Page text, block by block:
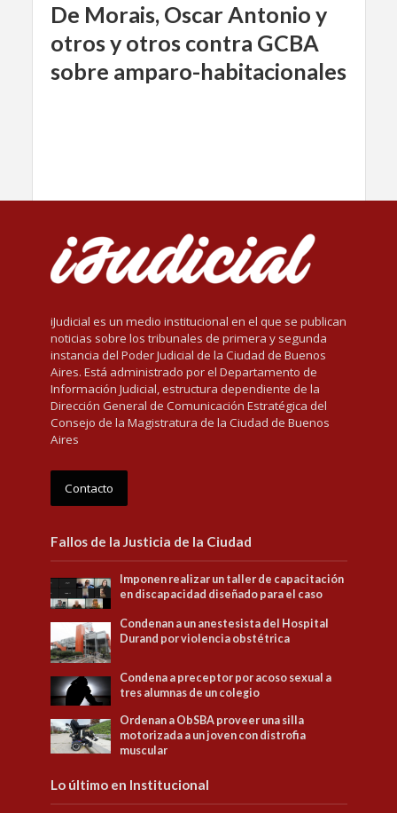
De Morais, Oscar Antonio y
otros y otros contra GCBA
sobre amparo-habitacionales
iJudicial es un medio institucional en el que se publican
noticias sobre los tribunales de primera y segunda
instancia del Poder Judicial de la Ciudad de Buenos
Aires. Está administrado por el Departamento de
Información Judicial, estructura dependiente de la
Dirección General de Comunicación Estratégica del
Consejo de la Magistratura de la Ciudad de Buenos
Aires
Contacto
Fallos de la Justicia de la Ciudad
Imponen realizar un taller de capacitación
en discapacidad diseñado para el caso
Condenan a un anestesista del Hospital
Durand por violencia obstétrica
Condena a preceptor por acoso sexual a
tres alumnas de un colegio
Ordenan a ObSBA proveer una silla
motorizada a un joven con distrofia
muscular
Lo último en Institucional